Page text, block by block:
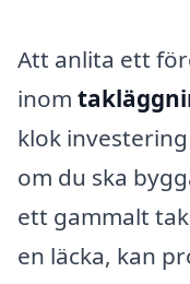
Att anlita ett
inom
klok
om du ska
ett gammalt
en läcka, kan